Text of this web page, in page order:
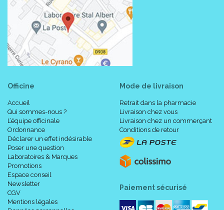
Officine
Accueil
Qui sommes-nous ?
L’équipe officinale
Ordonnance
Déclarer un effet indésirable
Poser une question
Laboratoires & Marques
Promotions
Espace conseil
Newsletter
CGV
Mentions légales
Mode de livraison
Retrait dans la pharmacie
Livraison chez vous
Livraison chez un commerçant
Conditions de retour
Paiement sécurisé